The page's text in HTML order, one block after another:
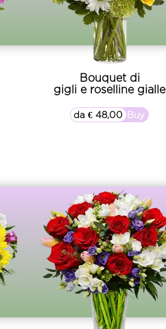
Bouquet di
gigli e roselline gialle
▷▷ Buy
da € 48,00